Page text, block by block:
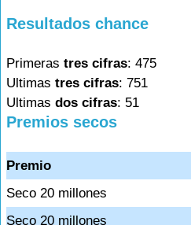
Resultados chance
Primeras tres cifras: 475
Ultimas tres cifras: 751
Ultimas dos cifras: 51
Premios secos
Premio
Seco 20 millones
Seco 20 millones